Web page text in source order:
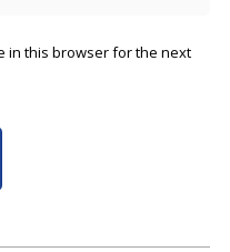
in this browser for the next